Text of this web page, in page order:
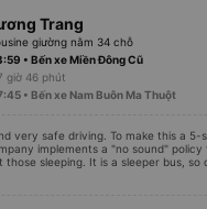
Trang
giường nằm 34 chỗ
• Bến xe Miền Đông Cũ
giờ 46 phút
• Bến xe Nam Buôn Ma Thuột
very safe driving. To make this a 5-
implements a "no sound"
sleeping. It is a sleeper bus, so
Wi-Fi password clearly inside the